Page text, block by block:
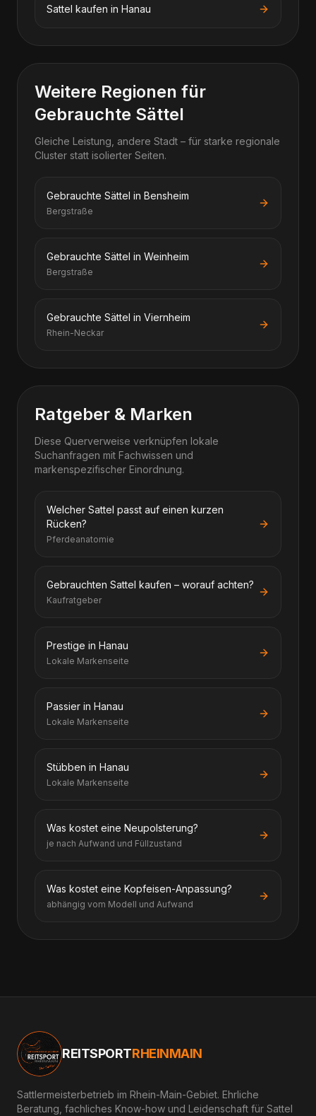
Sattel kaufen in Hanau
Weitere Regionen für
Gebrauchte Sättel
Gleiche Leistung, andere Stadt – für starke regionale
Cluster statt isolierter Seiten.
Gebrauchte Sättel in Bensheim
Bergstraße
Gebrauchte Sättel in Weinheim
Bergstraße
Gebrauchte Sättel in Viernheim
Rhein-Neckar
Ratgeber & Marken
Diese Querverweise verknüpfen lokale
Suchanfragen mit Fachwissen und
markenspezifischer Einordnung.
Welcher Sattel passt auf einen kurzen
Rücken?
Pferdeanatomie
Gebrauchten Sattel kaufen – worauf achten?
Kaufratgeber
Prestige in Hanau
Lokale Markenseite
Passier in Hanau
Lokale Markenseite
Stübben in Hanau
Lokale Markenseite
Was kostet eine Neupolsterung?
je nach Aufwand und Füllzustand
Was kostet eine Kopfeisen-Anpassung?
abhängig vom Modell und Aufwand
REITSPORTRHEINMAIN
Sattlermeisterbetrieb im Rhein-Main-Gebiet. Ehrliche
Beratung, fachliches Know-how und Leidenschaft für Sattel